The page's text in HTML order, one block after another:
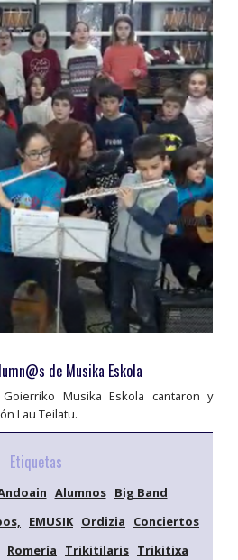
de Musika Eskola
Musika Eskola cantaron y
Lau Teilatu.
Etiquetas
Alumnos Big Band
EMUSIK Ordizia
Conciertos
Romería Trikitilaris Trikitixa